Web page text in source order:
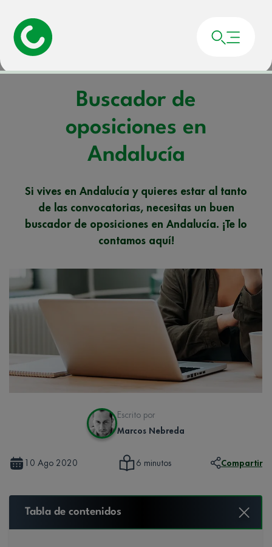
Portada»
Buscador de
oposiciones en
Andalucía
Si vives en Andalucía y quieres estar al tanto
de las convocatorias, necesitas un buen
buscador de oposiciones en Andalucía. ¡Te lo
contamos aquí!
Escrito por
Marcos Nebreda
10 Ago 2020 6 minutos Compartir
Tabla de contenidos